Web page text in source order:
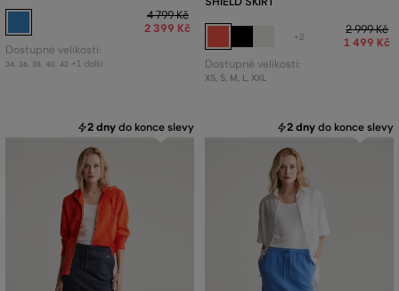
4 799 Kč
2 399 Kč
Dostupné velikosti:
34 36 38 40 42 +1 další
+2
2 999 Kč
1 499 Kč
Dostupné velikosti:
XS, S, M, L, XXL
2 dny do konce slevy 2 dny do konce slevy